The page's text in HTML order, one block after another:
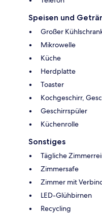
Speisen und
Großer
Mikrowelle
Küche
Herdplatte
Toaster
Kochgeschirr,
Geschirrspüler
Küchenrolle
Sonstiges
Tägliche
Zimmersafe
Zimmer mit
LED-Glühbirnen
Recycling